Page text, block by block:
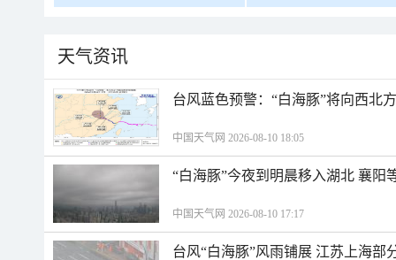
天气资讯
台风蓝色预警：“白海豚”将向西北
中国天气网 2026-08-10 18:05
“白海豚”今夜到明晨移入湖北 襄阳
中国天气网 2026-08-10 17:17
台风“白海豚”风雨铺展 江苏上海部